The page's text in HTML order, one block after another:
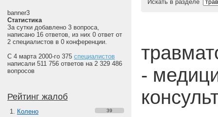
banner3
Статистика
За сутки добавлено 3 вопроса,
написано 16 ответов, из них 0 ответ от
2 специалистов в 0 конференции.
С 4 марта 2000-го 375 специалистов
написали 511 756 ответов на 2 329 486
вопросов
Рейтинг жалоб
Колено 39
Искать в разделе
-